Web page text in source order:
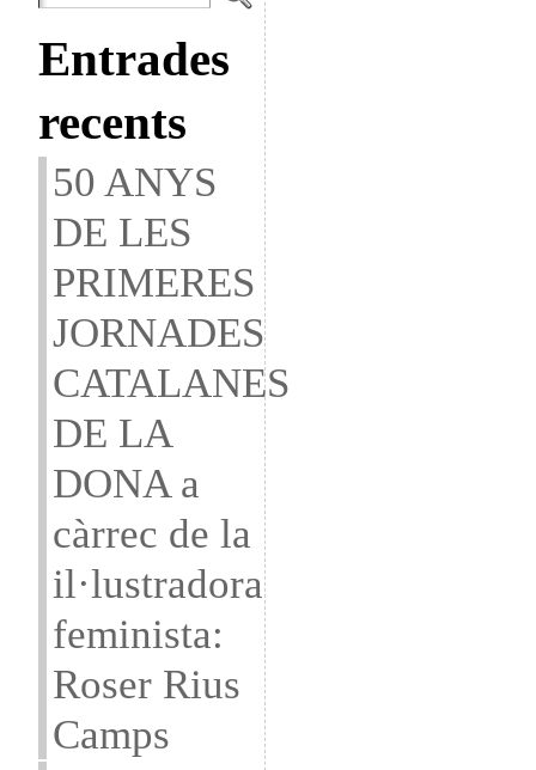
Entrades
recents
50 ANYS
DE LES
PRIMERES
JORNADES
CATALANES
DE LA
DONA a
càrrec de la
il·lustradora
feminista:
Roser Rius
Camps